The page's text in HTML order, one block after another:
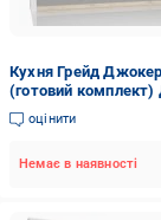
Кухня Грейд
(готовий
графіт/графіт
оцінити
Немає в наявності